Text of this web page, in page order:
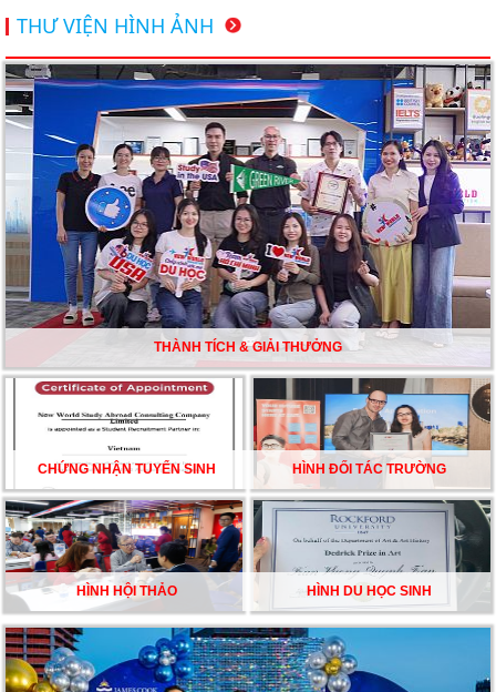
bạn khám phá
Du học Mỹ năm 2026: Cơ hội học tập và trải nghiệm tại
nền giáo dục hàng đầu
TƯ VẤN DU HỌC TOÀN DIỆN – BƯỚC ĐỆM VỮNG
CHẮC TỪ NEW WORLD EDUCATION
DU HỌC ÚC DẦN TRỞ THÀNH LỰA CHỌN HÀNG
ĐẦU CỦA DU HỌC SINH NĂM 2026 – VÀ TẤT CẢ
ĐỀU CÓ LÝ DO!!
CHẠM GIẤC MƠ DU HỌC MỸ – BẮT ĐẦU TỪ NGÀY
HỘI GHI DANH & SĂN HỌC BỔNG KỲ SPRING 2026
THƯ VIỆN HÌNH ẢNH
THÀNH TÍCH & GIẢI THƯỞNG
CHỨNG NHẬN TUYỂN SINH HÌNH ĐỐI TÁC TRƯỜNG
HÌNH HỘI THẢO HÌNH DU HỌC SINH